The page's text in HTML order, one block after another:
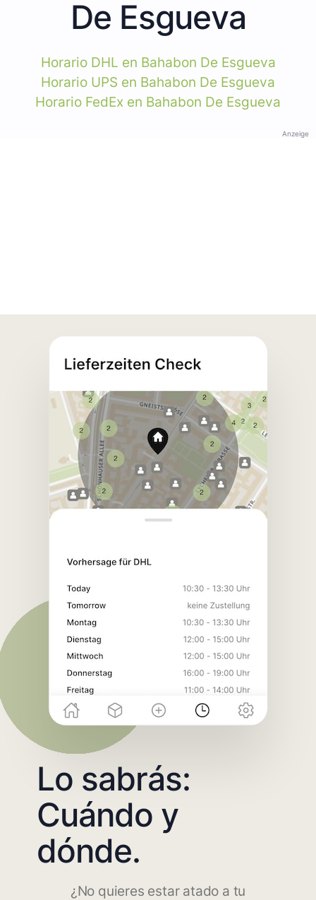
De Esgueva
Horario DHL en Bahabon De Esgueva
Horario UPS en Bahabon De Esgueva
Horario FedEx en Bahabon De Esgueva
Anzeige
Lo sabrás:
Cuándo y
dónde.
¿No quieres estar atado a tu